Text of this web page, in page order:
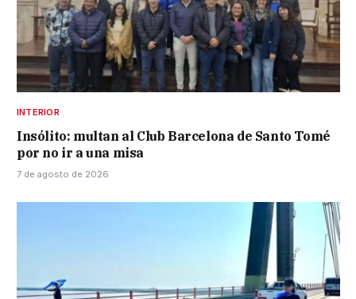
INTERIOR
Insólito: multan al Club Barcelona de Santo Tomé
por no ir a una misa
7 de agosto de 2026